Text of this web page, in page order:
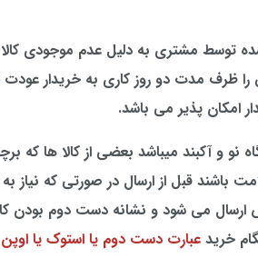
توسط مشتری به دلیل عدم موجودی
ظرف مدت دو روز کاری به خریدار عودت
امکان پذیر می باشد.
نو و آکبند میباشد بعضی از کالا ها که
باشند قبل از ارسال در صورتی که
می شود و نشانه دست دوم بودن
خریدعبارت دست دوم یا استوک یا